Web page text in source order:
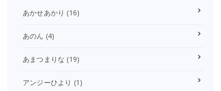
あかせあかり (16)
あのん (4)
あまつまりな (19)
アンジーひより (1)